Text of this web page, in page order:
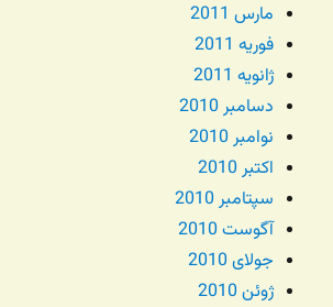
مارس 2011
فوریه 2011
ژانویه 2011
دسامبر 2010
نوامبر 2010
اکتبر 2010
سپتامبر 2010
آگوست 2010
جولای 2010
ژوئن 2010